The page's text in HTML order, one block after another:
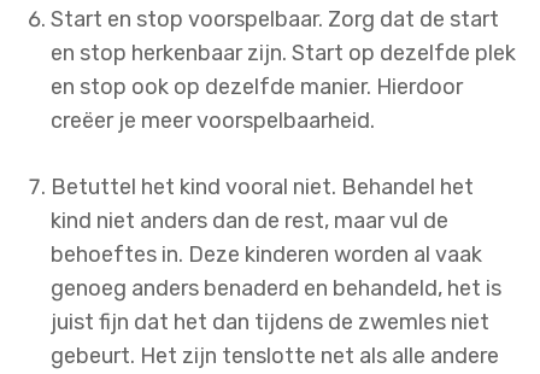
Start en stop voorspelbaar. Zorg dat de start
en stop herkenbaar zijn. Start op dezelfde plek
en stop ook op dezelfde manier. Hierdoor
creëer je meer voorspelbaarheid.
Betuttel het kind vooral niet. Behandel het
kind niet anders dan de rest, maar vul de
behoeftes in. Deze kinderen worden al vaak
genoeg anders benaderd en behandeld, het is
juist fijn dat het dan tijdens de zwemles niet
gebeurt. Het zijn tenslotte net als alle andere